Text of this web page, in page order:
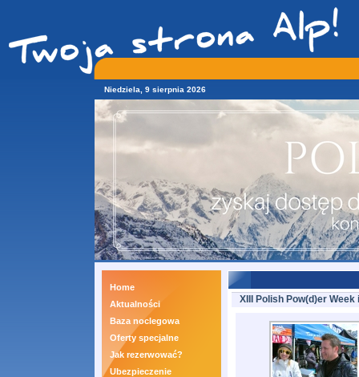
Niedziela, 9 sierpnia 2026
Home
Aktualności
Baza noclegowa
Oferty specjalne
Jak rezerwować?
Ubezpieczenie
XIII Polish Pow(d)er